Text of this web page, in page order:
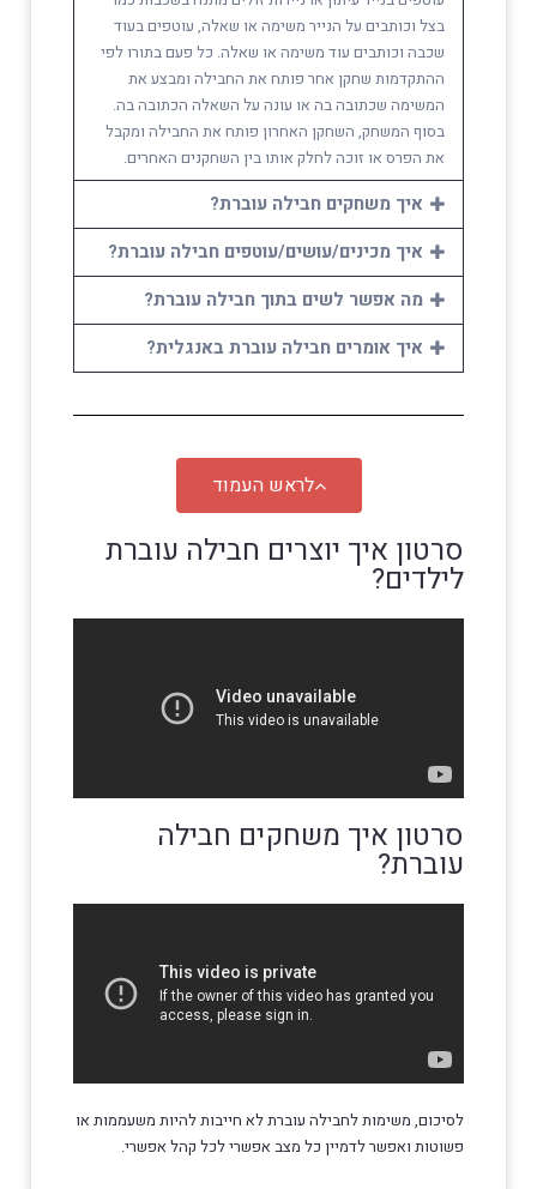
בצל וכותבים על הנייר משימה או שאלה, עוטפים בעוד
שכבה וכותבים עוד משימה או שאלה. כל פעם בתורו לפי
ההתקדמות שחקן אחר פותח את החבילה ומבצע את
המשימה שכתובה בה או עונה על השאלה הכתובה בה.
בסוף המשחק, השחקן האחרון פותח את החבילה ומקבל
את הפרס או זוכה לחלק אותו בין השחקנים האחרים.
איך משחקים חבילה עוברת?
איך מכינים/עושים/עוטפים חבילה עוברת?
מה אפשר לשים בתוך חבילה עוברת?
איך אומרים חבילה עוברת באנגלית?
לראש העמוד
סרטון איך יוצרים חבילה עוברת
לילדים?
סרטון איך משחקים חבילה
עוברת?
לסיכום, משימות לחבילה עוברת לא חייבות להיות משעממות או
פשוטות ואפשר לדמיין כל מצב אפשרי לכל קהל אפשרי.